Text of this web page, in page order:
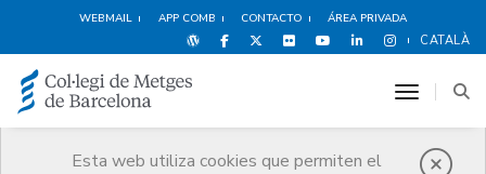
WEBMAIL APP COMB CONTACTO ÁREA PRIVADA
CATALÀ
Esta web utiliza cookies que permiten el
toggle